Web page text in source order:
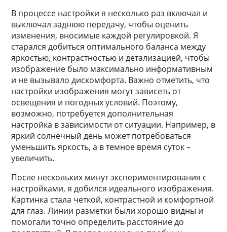
В процессе настройки я несколько раз включал и
выключал заднюю передачу, чтобы оценить
изменения, вносимые каждой регулировкой. Я
старался добиться оптимального баланса между
яркостью, контрастностью и детализацией, чтобы
изображение было максимально информативным
и не вызывало дискомфорта. Важно отметить, что
настройки изображения могут зависеть от
освещения и погодных условий. Поэтому,
возможно, потребуется дополнительная
настройка в зависимости от ситуации. Например, в
яркий солнечный день может потребоваться
уменьшить яркость, а в темное время суток –
увеличить.
После нескольких минут экспериментирования с
настройками, я добился идеального изображения.
Картинка стала четкой, контрастной и комфортной
для глаз. Линии разметки были хорошо видны и
помогали точно определить расстояние до